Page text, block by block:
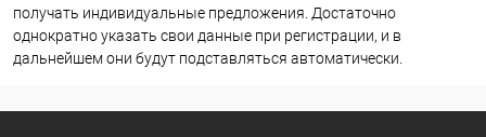
получать индивидуальные предложения. Достаточно
однократно указать свои данные при регистрации, и в
дальнейшем они будут подставляться автоматически.